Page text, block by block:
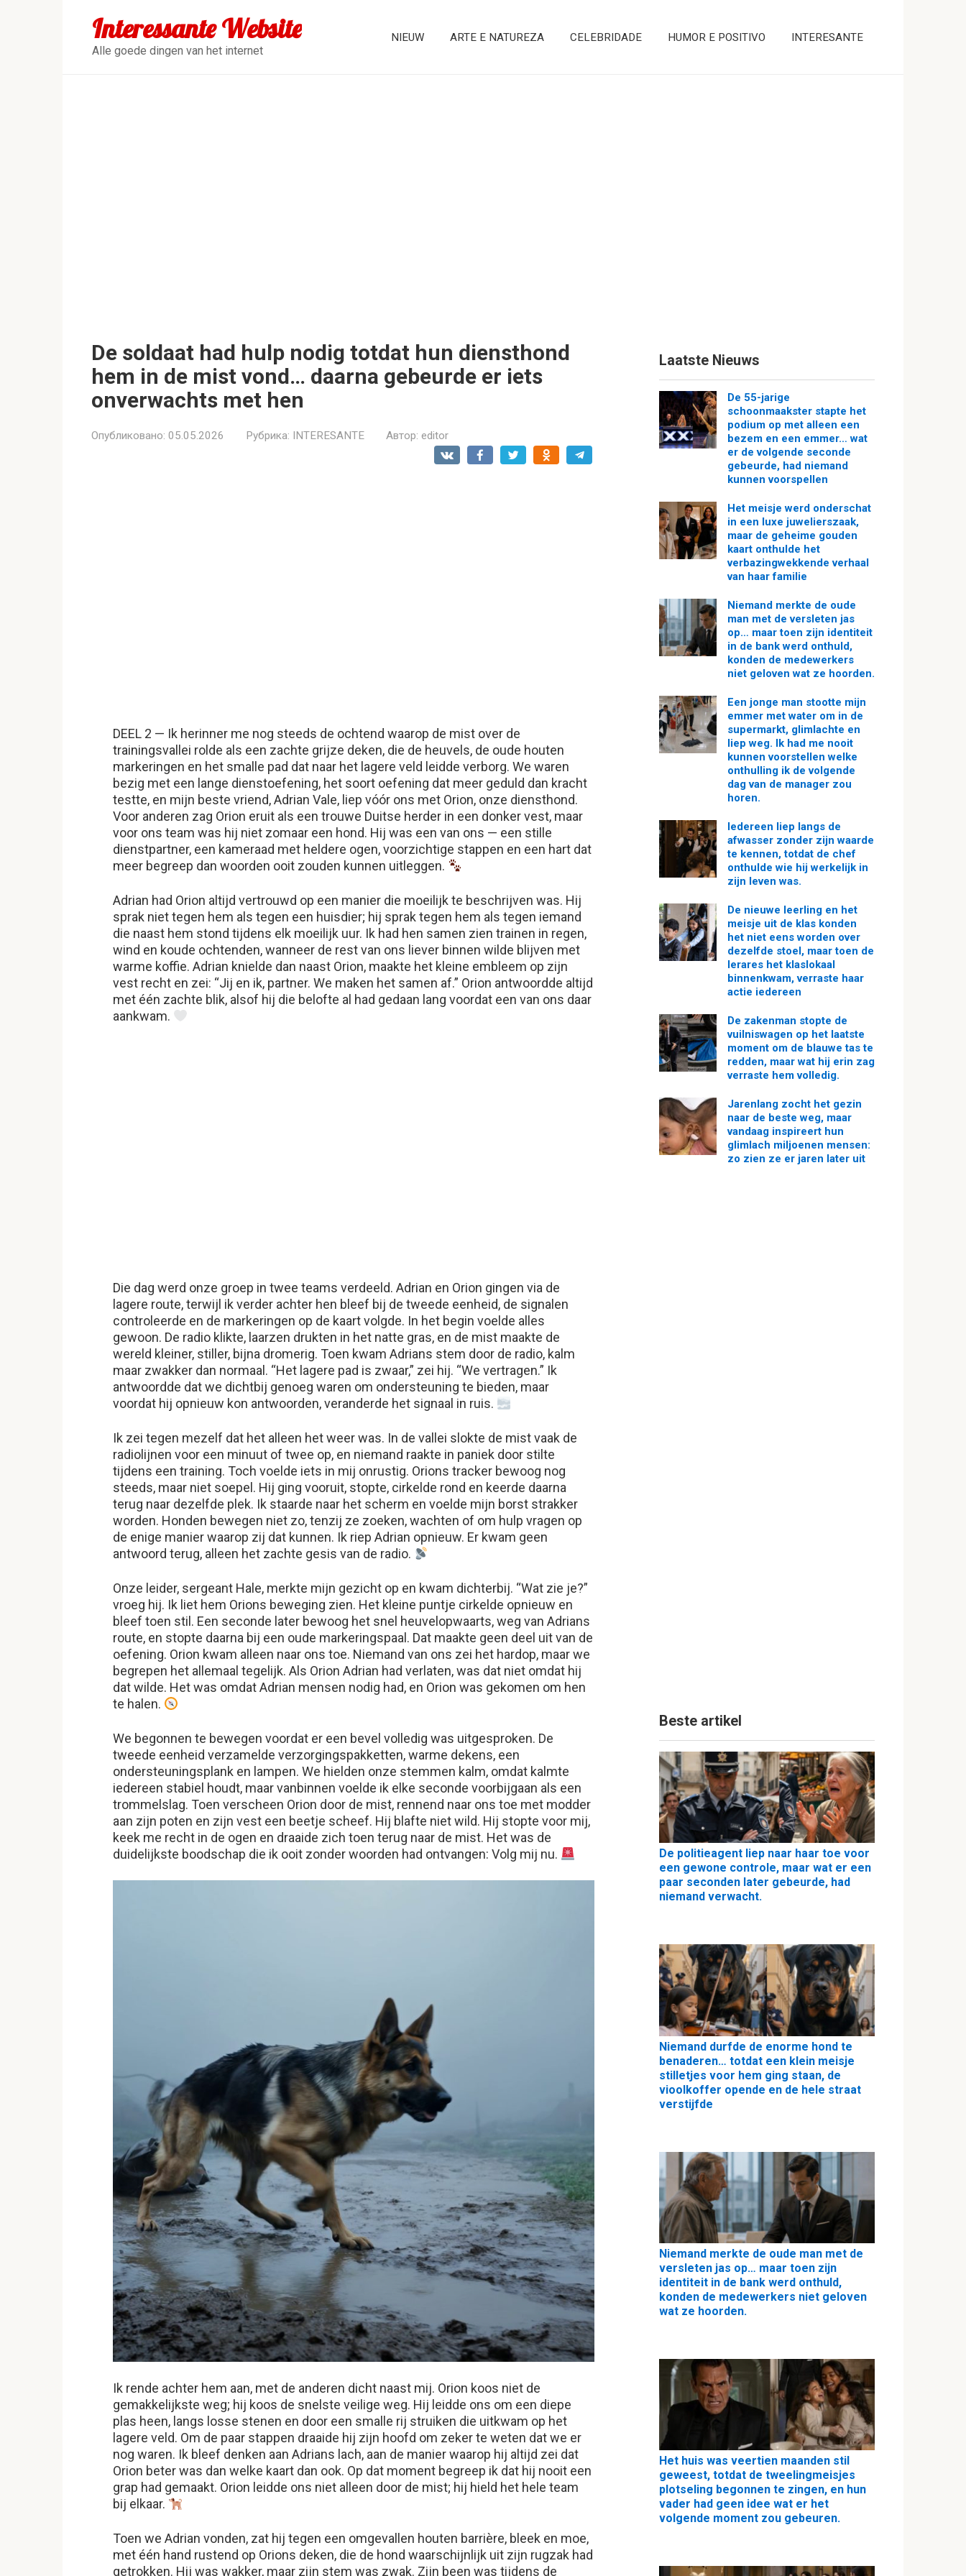
Interessante Website
Alle goede dingen van het internet
NIEUW ARTE E NATUREZA CELEBRIDADE HUMOR E POSITIVO INTERESANTE
De soldaat had hulp nodig totdat hun diensthond
hem in de mist vond… daarna gebeurde er iets
onverwachts met hen
Опубликовано: 05.05.2026 Рубрика: INTERESANTE Автор: editor
DEEL 2 — Ik herinner me nog steeds de ochtend waarop de mist over de
trainingsvallei rolde als een zachte grijze deken, die de heuvels, de oude houten
markeringen en het smalle pad dat naar het lagere veld leidde verborg. We waren
bezig met een lange dienstoefening, het soort oefening dat meer geduld dan kracht
testte, en mijn beste vriend, Adrian Vale, liep vóór ons met Orion, onze diensthond.
Voor anderen zag Orion eruit als een trouwe Duitse herder in een donker vest, maar
voor ons team was hij niet zomaar een hond. Hij was een van ons — een stille
dienstpartner, een kameraad met heldere ogen, voorzichtige stappen en een hart dat
meer begreep dan woorden ooit zouden kunnen uitleggen.
Adrian had Orion altijd vertrouwd op een manier die moeilijk te beschrijven was. Hij
sprak niet tegen hem als tegen een huisdier; hij sprak tegen hem als tegen iemand
die naast hem stond tijdens elk moeilijk uur. Ik had hen samen zien trainen in regen,
wind en koude ochtenden, wanneer de rest van ons liever binnen wilde blijven met
warme koffie. Adrian knielde dan naast Orion, maakte het kleine embleem op zijn
vest recht en zei: “Jij en ik, partner. We maken het samen af.” Orion antwoordde altijd
met één zachte blik, alsof hij die belofte al had gedaan lang voordat een van ons daar
aankwam.
Die dag werd onze groep in twee teams verdeeld. Adrian en Orion gingen via de
lagere route, terwijl ik verder achter hen bleef bij de tweede eenheid, de signalen
controleerde en de markeringen op de kaart volgde. In het begin voelde alles
gewoon. De radio klikte, laarzen drukten in het natte gras, en de mist maakte de
wereld kleiner, stiller, bijna dromerig. Toen kwam Adrians stem door de radio, kalm
maar zwakker dan normaal. “Het lagere pad is zwaar,” zei hij. “We vertragen.” Ik
antwoordde dat we dichtbij genoeg waren om ondersteuning te bieden, maar
voordat hij opnieuw kon antwoorden, veranderde het signaal in ruis.
Ik zei tegen mezelf dat het alleen het weer was. In de vallei slokte de mist vaak de
radiolijnen voor een minuut of twee op, en niemand raakte in paniek door stilte
tijdens een training. Toch voelde iets in mij onrustig. Orions tracker bewoog nog
steeds, maar niet soepel. Hij ging vooruit, stopte, cirkelde rond en keerde daarna
terug naar dezelfde plek. Ik staarde naar het scherm en voelde mijn borst strakker
worden. Honden bewegen niet zo, tenzij ze zoeken, wachten of om hulp vragen op
de enige manier waarop zij dat kunnen. Ik riep Adrian opnieuw. Er kwam geen
antwoord terug, alleen het zachte gesis van de radio.
Onze leider, sergeant Hale, merkte mijn gezicht op en kwam dichterbij. “Wat zie je?”
vroeg hij. Ik liet hem Orions beweging zien. Het kleine puntje cirkelde opnieuw en
bleef toen stil. Een seconde later bewoog het snel heuvelopwaarts, weg van Adrians
route, en stopte daarna bij een oude markeringspaal. Dat maakte geen deel uit van de
oefening. Orion kwam alleen naar ons toe. Niemand van ons zei het hardop, maar we
begrepen het allemaal tegelijk. Als Orion Adrian had verlaten, was dat niet omdat hij
dat wilde. Het was omdat Adrian mensen nodig had, en Orion was gekomen om hen
te halen.
We begonnen te bewegen voordat er een bevel volledig was uitgesproken. De
tweede eenheid verzamelde verzorgingspakketten, warme dekens, een
ondersteuningsplank en lampen. We hielden onze stemmen kalm, omdat kalmte
iedereen stabiel houdt, maar vanbinnen voelde ik elke seconde voorbijgaan als een
trommelslag. Toen verscheen Orion door de mist, rennend naar ons toe met modder
aan zijn poten en zijn vest een beetje scheef. Hij blafte niet wild. Hij stopte voor mij,
keek me recht in de ogen en draaide zich toen terug naar de mist. Het was de
duidelijkste boodschap die ik ooit zonder woorden had ontvangen: Volg mij nu.
Ik rende achter hem aan, met de anderen dicht naast mij. Orion koos niet de
gemakkelijkste weg; hij koos de snelste veilige weg. Hij leidde ons om een diepe
plas heen, langs losse stenen en door een smalle rij struiken die uitkwam op het
lagere veld. Om de paar stappen draaide hij zijn hoofd om zeker te weten dat we er
nog waren. Ik bleef denken aan Adrians lach, aan de manier waarop hij altijd zei dat
Orion beter was dan welke kaart dan ook. Op dat moment begreep ik dat hij nooit een
grap had gemaakt. Orion leidde ons niet alleen door de mist; hij hield het hele team
bij elkaar.
Toen we Adrian vonden, zat hij tegen een omgevallen houten barrière, bleek en moe,
met één hand rustend op Orions deken, die de hond waarschijnlijk uit zijn rugzak had
getrokken. Hij was wakker, maar zijn stem was zwak. Zijn been was tijdens de
Laatste Nieuws
De 55-jarige
schoonmaakster stapte het
podium op met alleen een
bezem en een emmer… wat
er de volgende seconde
gebeurde, had niemand
kunnen voorspellen
Het meisje werd onderschat
in een luxe juwelierszaak,
maar de geheime gouden
kaart onthulde het
verbazingwekkende verhaal
van haar familie
Niemand merkte de oude
man met de versleten jas
op… maar toen zijn identiteit
in de bank werd onthuld,
konden de medewerkers
niet geloven wat ze hoorden.
Een jonge man stootte mijn
emmer met water om in de
supermarkt, glimlachte en
liep weg. Ik had me nooit
kunnen voorstellen welke
onthulling ik de volgende
dag van de manager zou
horen.
Iedereen liep langs de
afwasser zonder zijn waarde
te kennen, totdat de chef
onthulde wie hij werkelijk in
zijn leven was.
De nieuwe leerling en het
meisje uit de klas konden
het niet eens worden over
dezelfde stoel, maar toen de
lerares het klaslokaal
binnenkwam, verraste haar
actie iedereen
De zakenman stopte de
vuilniswagen op het laatste
moment om de blauwe tas te
redden, maar wat hij erin zag
verraste hem volledig.
Jarenlang zocht het gezin
naar de beste weg, maar
vandaag inspireert hun
glimlach miljoenen mensen:
zo zien ze er jaren later uit
Beste artikel
De politieagent liep naar haar toe voor
een gewone controle, maar wat er een
paar seconden later gebeurde, had
niemand verwacht.
Niemand durfde de enorme hond te
benaderen… totdat een klein meisje
stilletjes voor hem ging staan, de
vioolkoffer opende en de hele straat
verstijfde
Niemand merkte de oude man met de
versleten jas op… maar toen zijn
identiteit in de bank werd onthuld,
konden de medewerkers niet geloven
wat ze hoorden.
Het huis was veertien maanden stil
geweest, totdat de tweelingmeisjes
plotseling begonnen te zingen, en hun
vader had geen idee wat er het
volgende moment zou gebeuren.